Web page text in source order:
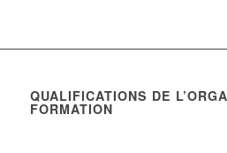
QUALIFICATIONS DE
FORMATION